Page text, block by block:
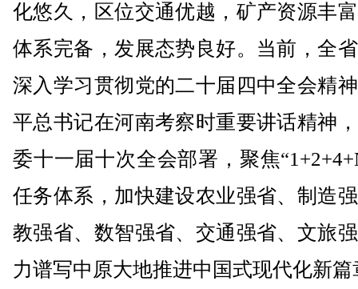
化悠久，区位交通优越，矿产资源丰
体系完备，发展态势良好。当前，全
深入学习贯彻党的二十届四中全会精
平总书记在河南考察时重要讲话精神
委十一届十次全会部署，聚焦
任务体系，加快建设农业强省、制造
教强省、数智强省、交通强省、文旅
力谱写中原大地推进中国式现代化新篇